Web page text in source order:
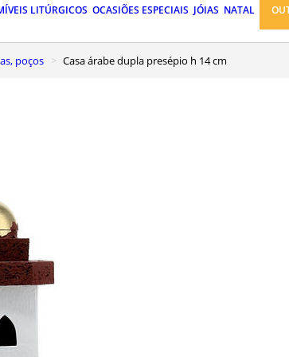
LITÚRGICOS OCASIÕES ESPECIAIS JÓIAS NATAL
poços Casa árabe dupla presépio h 14 cm